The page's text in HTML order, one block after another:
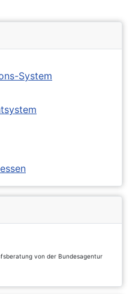
System
von der Bundesagentur